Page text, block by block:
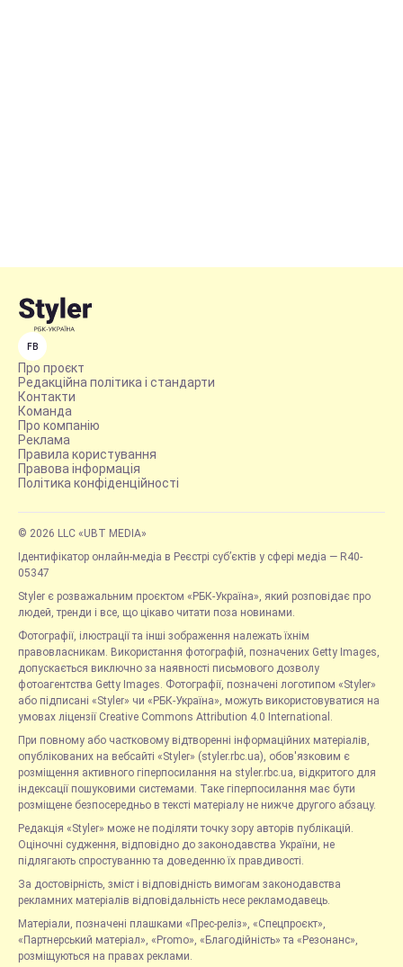
FB
Про проєкт
Редакційна політика і стандарти
Контакти
Команда
Про компанію
Реклама
Правила користування
Правова інформація
Політика конфіденційності
© 2026 LLC «UBT MEDIA»
Ідентифікатор онлайн-медіа в Реєстрі суб’єктів у сфері медіа — R40-
05347
Styler є розважальним проєктом «РБК-Україна», який розповідає про
людей, тренди і все, що цікаво читати поза новинами.
Фотографії, ілюстрації та інші зображення належать їхнім
правовласникам. Використання фотографій, позначених Getty Images,
допускається виключно за наявності письмового дозволу
фотоагентства Getty Images. Фотографії, позначені логотипом «Styler»
або підписані «Styler» чи «РБК-Україна», можуть використовуватися на
умовах ліцензії Creative Commons Attribution 4.0 International.
При повному або частковому відтворенні інформаційних матеріалів,
опублікованих на вебсайті «Styler» (styler.rbc.ua), обов'язковим є
розміщення активного гіперпосилання на styler.rbc.ua, відкритого для
індексації пошуковими системами. Таке гіперпосилання має бути
розміщене безпосередньо в тексті матеріалу не нижче другого абзацу.
Редакція «Styler» може не поділяти точку зору авторів публікацій.
Оціночні судження, відповідно до законодавства України, не
підлягають спростуванню та доведенню їх правдивості.
За достовірність, зміст і відповідність вимогам законодавства
рекламних матеріалів відповідальність несе рекламодавець.
Матеріали, позначені плашками «Прес-реліз», «Спецпроєкт»,
«Партнерський матеріал», «Promo», «Благодійність» та «Резонанс»,
розміщуються на правах реклами.